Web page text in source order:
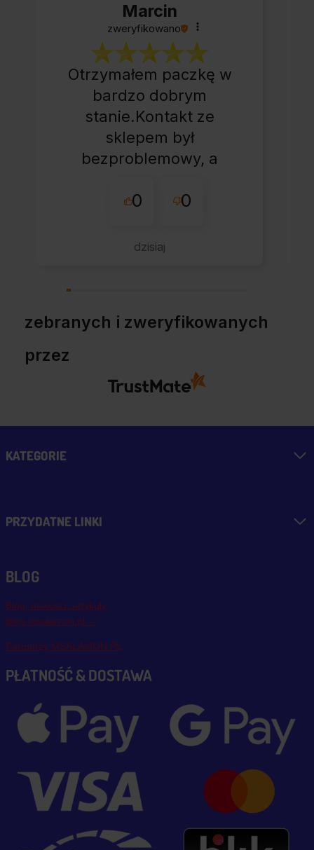
Marcin
zweryfikowano
Otrzymałem paczkę w
bardzo dobrym
stanie.Kontakt ze
sklepem był
bezproblemowy, a
przebiegło sprawnie.
0 0
dzisiaj
zebranych i zweryfikowanych
przez
KATEGORIE
PRZYDATNE LINKI
BLOG
Blog, nowości, artykuły
Blog msalamon.pl →
Partnerzy MSALAMON.PL
PŁATNOŚĆ & DOSTAWA